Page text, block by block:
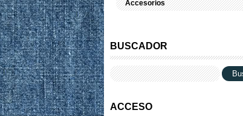
Accesorios
BUSCADOR
ACCESO